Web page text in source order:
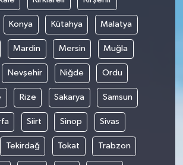
Konya Kütahya Malatya
Mardin Mersin Muğla
Nevşehir Niğde Ordu
Rize Sakarya Samsun
Siirt Sinop Sivas
Tekirdağ Tokat Trabzon